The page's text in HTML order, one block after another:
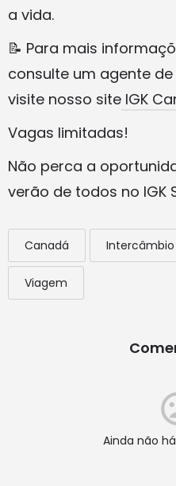
a vida.
📝 Para mais
consulte um agente de
visite nosso site IGK
Vagas limitadas!
Não perca a
verão de todos no IGK
Canadá Intercâmbio
Viagem
Ainda não